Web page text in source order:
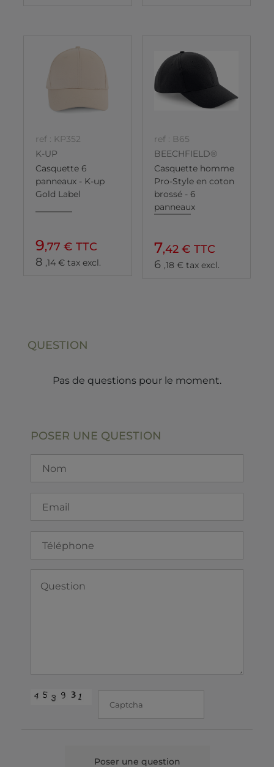
ref : KP352
K-UP
Casquette 6
panneaux - K-up
Gold Label
9,77 € TTC
8 ,14 € tax excl.
ref : B65
BEECHFIELD®
Casquette homme
Pro-Style en coton
brossé - 6
panneaux
7,42 € TTC
6 ,18 € tax excl.
QUESTION
Pas de questions pour le moment.
POSER UNE QUESTION